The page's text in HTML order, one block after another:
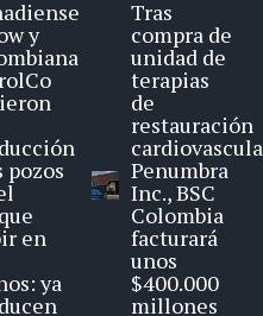
y
pozos
en
ya
Tras
compra de
unidad de
terapias
de
restauración
Penumbra
Inc., BSC
Colombia
facturará
unos
$400.000
millones